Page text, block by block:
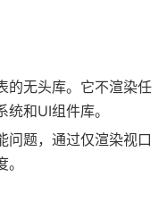
的无头库。它不渲染任
和UI组件库。
问题，通过仅渲染视口